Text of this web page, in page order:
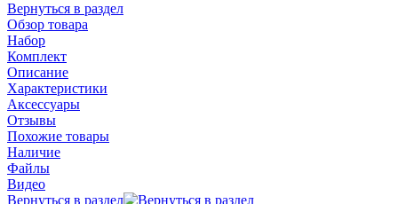
Вернуться в раздел
Обзор товара
Набор
Комплект
Описание
Характеристики
Аксессуары
Отзывы
Похожие товары
Наличие
Файлы
Видео
Вернуться в раздел